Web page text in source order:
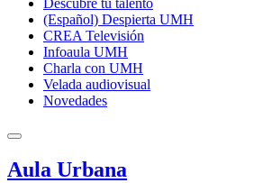
Descubre tu talento
(Español) Despierta UMH
CREA Televisión
Infoaula UMH
Charla con UMH
Velada audiovisual
Novedades
Aula Urbana